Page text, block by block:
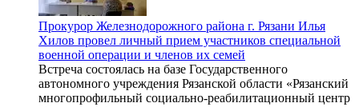
Прокурор Железнодорожного района г. Рязани Илья
Хилов провел личный прием участников специальной
военной операции и членов их семей
Встреча состоялась на базе Государственного
автономного учреждения Рязанской области «Рязанский
многопрофильный социально-реабилитационный центр